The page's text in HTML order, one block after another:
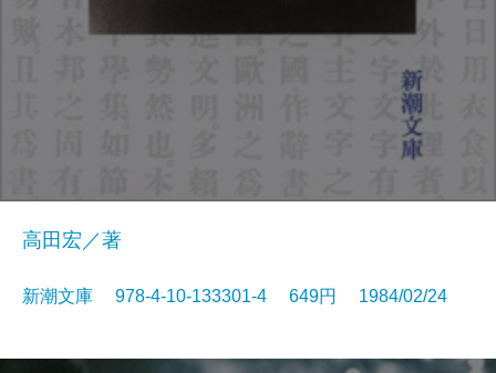
高田宏／著
新潮文庫 978-4-10-133301-4 649円 1984/02/24